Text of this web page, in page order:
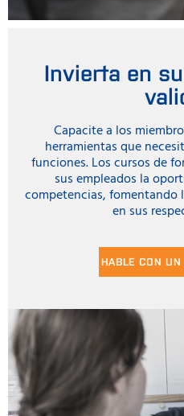
Invierta en
Capacite a los
herramientas que
funciones. Los cursos de
sus empleados la
competencias, fomentando
en sus
HABLE CON